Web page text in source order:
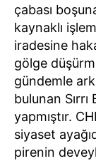
çabası
kaynaklı
iradesine
gölge
gündemle
bulunan
yapmıştır.
siyaset
pirenin